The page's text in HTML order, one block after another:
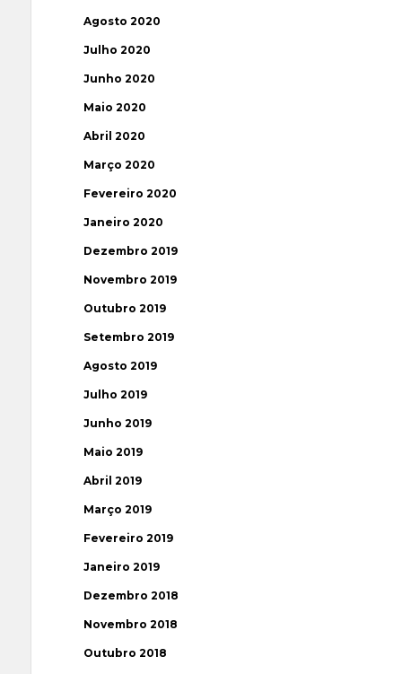
Agosto 2020
Julho 2020
Junho 2020
Maio 2020
Abril 2020
Março 2020
Fevereiro 2020
Janeiro 2020
Dezembro 2019
Novembro 2019
Outubro 2019
Setembro 2019
Agosto 2019
Julho 2019
Junho 2019
Maio 2019
Abril 2019
Março 2019
Fevereiro 2019
Janeiro 2019
Dezembro 2018
Novembro 2018
Outubro 2018